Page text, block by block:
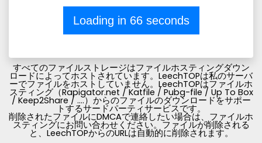
Loading in 66seconds
すべてのファイルストレージはファイルホスティングダウン
ロードによってホストされています。LeechTOPは私のサーバ
ーでファイルをホストしていません。LeechTOPはファイルホ
スティング（Rapigator.net / Katfile / Pubg-file / Up To Box
/ Keep2Share / ....）からのファイルのダウンロードをサポー
トするサードパーティサービスです。
削除されたファイルにDMCAで連絡したい場合は、ファイルホ
スティングにお問い合わせください。ファイルが削除される
と、LeechTOPからのURLは自動的に削除されます。